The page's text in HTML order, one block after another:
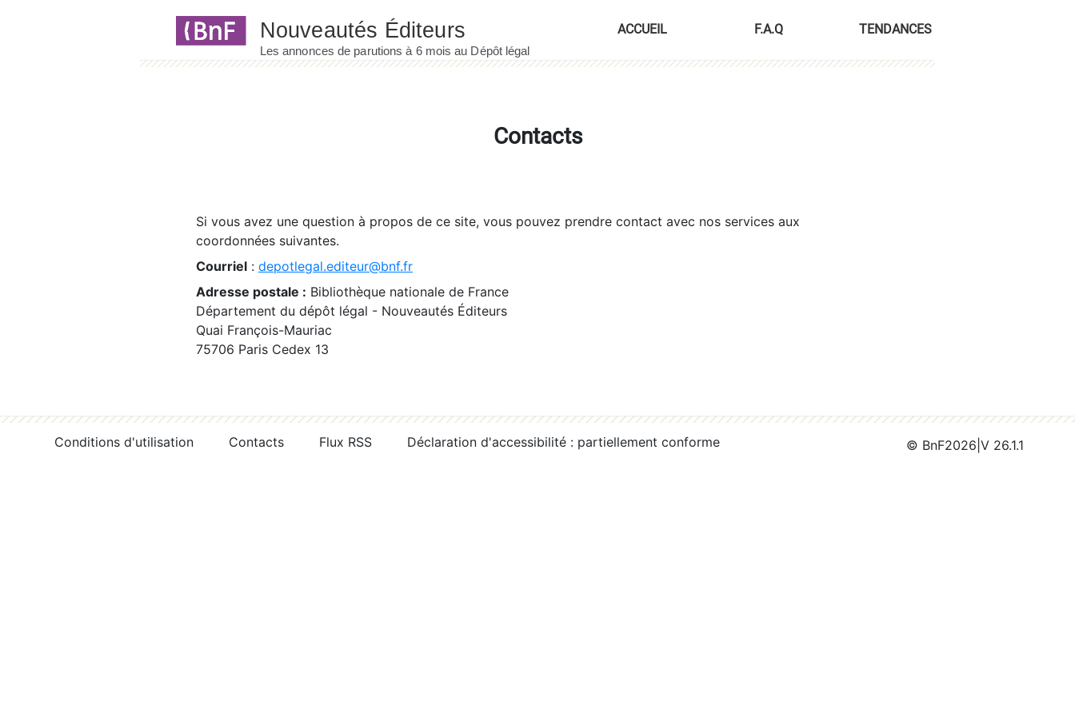
ACCUEIL F.A.Q TENDANCES
Contacts
Si vous avez une question à propos de ce site, vous pouvez prendre contact avec nos services aux
coordonnées suivantes.
Courriel : depotlegal.editeur@bnf.fr
Adresse postale : Bibliothèque nationale de France
Département du dépôt légal - Nouveautés Éditeurs
Quai François-Mauriac
75706 Paris Cedex 13
Conditions d'utilisation Contacts Flux RSS Déclaration d'accessibilité : partiellement conforme © BnF2026 V 26.1.1